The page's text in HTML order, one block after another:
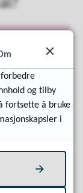
for
og tilby
fortsette å bruke
i